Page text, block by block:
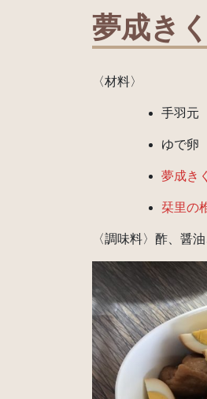
夢成き
〈材料〉
手羽元
ゆで卵
夢成き
栞里の
〈調味料〉酢、醤